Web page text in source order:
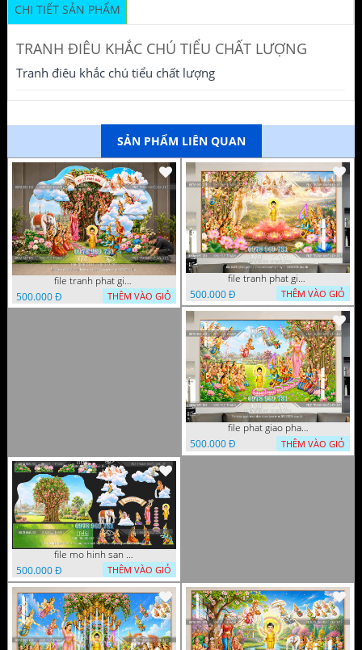
CHI TIẾT SẢN PHẨM
TRANH ĐIÊU KHẮC CHÚ TIỂU CHẤT LƯỢNG
Tranh điêu khắc chú tiểu chất lượng
SẢN PHẨM LIÊN QUAN
file tranh phat giao tach lop mo hinh vuon lam ty ni 16052026 dao
500.000 Đ
THÊM VÀO GIỎ
file tranh phat giao le phat dan vuon lam ty ni 05052026 dao t6
500.000 Đ
THÊM VÀO GIỎ
file phat giao phat dan vuon lam ty ni 05052026 dao t5
500.000 Đ
THÊM VÀO GIỎ
file mo hinh san khau vuon lam ty ni tach lop file tranh phat giao 16052026 dao
500.000 Đ
THÊM VÀO GIỎ